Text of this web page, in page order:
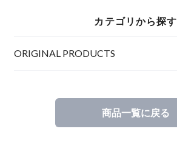
カテゴリから探す
ORIGINAL PRODUCTS
商品一覧に戻る